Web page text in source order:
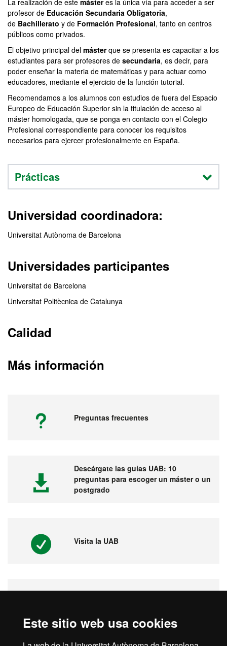
Este sitio web usa cookies
La realización de este másteres la única vía para acceder a ser
profesor de Educación Secundaria Obligatoria,
de Bachillerato y de Formación Profesional, tanto en centros
públicos como privados.
El objetivo principal del másterque se presenta es capacitar a los
estudiantes para ser profesores de secundaria, es decir, para
poder enseñar la materia de matemáticas y para actuar como
educadores, mediante el ejercicio de la función tutorial.
Recomendamos a los alumnos con estudios de fuera del Espacio
Europeo de Educación Superior sin la titulación de acceso al
máster homologada, que se ponga en contacto con el Colegio
Profesional correspondiente para conocer los requisitos
necesarios para ejercer profesionalmente en España.
Prácticas
Universidad coordinadora:
Universitat Autònoma de Barcelona
Universidades participantes
Universitat de Barcelona
Universitat Politècnica de Catalunya
Calidad
Más información
Preguntas frecuentes
Descárgate las guías UAB: 10
preguntas para escoger un máster o un
postgrado
Visita la UAB